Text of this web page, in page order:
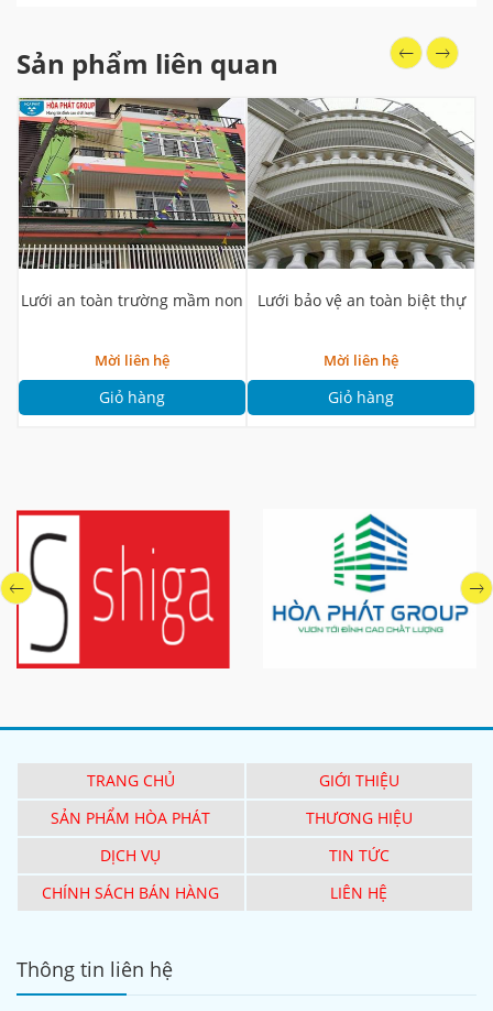
Sản phẩm liên quan
Lưới an toàn trường mầm non
Mời liên hệ
Giỏ hàng
Lưới bảo vệ an toàn biệt thự
Mời liên hệ
Giỏ hàng
TRANG CHỦ
GIỚI THIỆU
SẢN PHẨM HÒA PHÁT
THƯƠNG HIỆU
DỊCH VỤ
TIN TỨC
CHÍNH SÁCH BÁN HÀNG
LIÊN HỆ
Thông tin liên hệ